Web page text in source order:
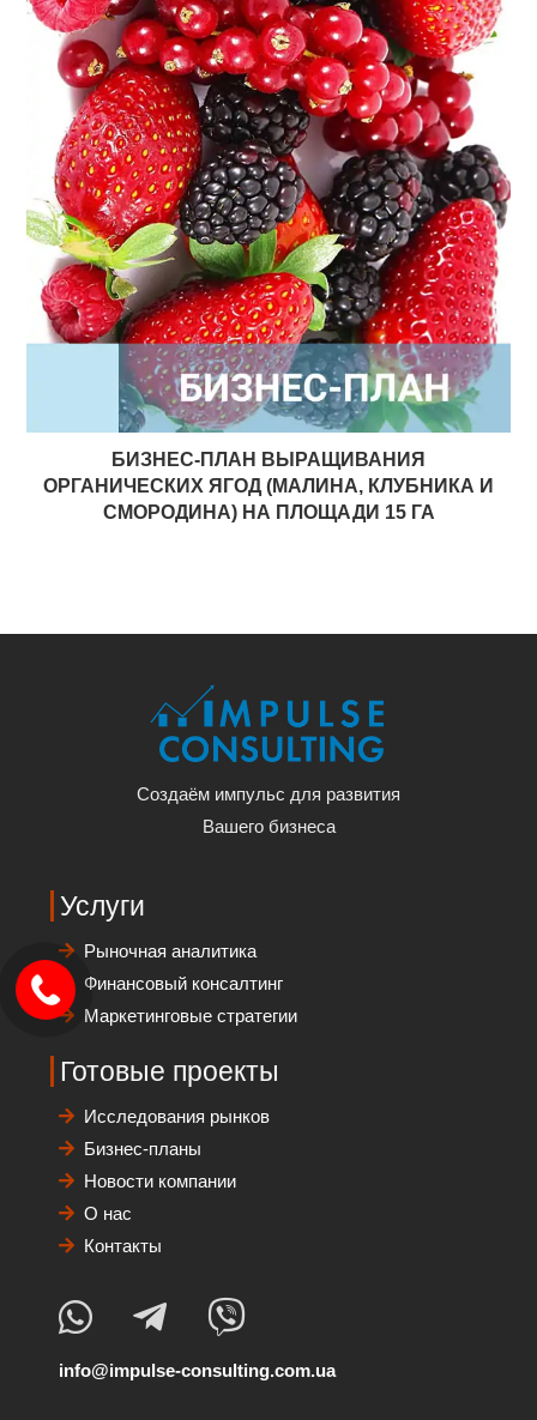
БИЗНЕС-ПЛАН ВЫРАЩИВАНИЯ
ОРГАНИЧЕСКИХ ЯГОД (МАЛИНА, КЛУБНИКА И
СМОРОДИНА) НА ПЛОЩАДИ 15 ГА
Создаём импульс для развития
Вашего бизнеса
Услуги
Рыночная аналитика
Финансовый консалтинг
Маркетинговые стратегии
Готовые проекты
Исследования рынков
Бизнес-планы
Новости компании
О нас
Контакты
info@impulse-consulting.com.ua